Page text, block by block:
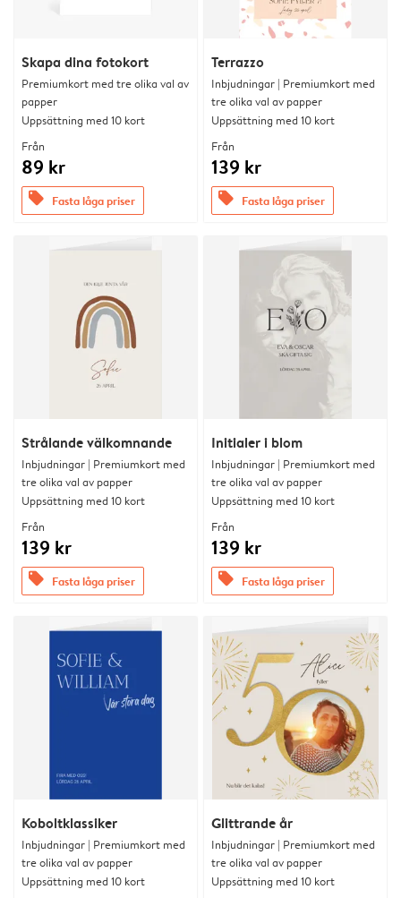
Skapa dina fotokort
Premiumkort med tre olika val av
papper
Uppsättning med 10 kort
Från
89 kr
offers Fasta låga priser
Terrazzo
Inbjudningar | Premiumkort med
tre olika val av papper
Uppsättning med 10 kort
Från
139 kr
offers Fasta låga priser
Strålande välkomnande
Inbjudningar | Premiumkort med
tre olika val av papper
Uppsättning med 10 kort
Från
139 kr
offers Fasta låga priser
Initialer i blom
Inbjudningar | Premiumkort med
tre olika val av papper
Uppsättning med 10 kort
Från
139 kr
offers Fasta låga priser
Koboltklassiker
Inbjudningar | Premiumkort med
tre olika val av papper
Uppsättning med 10 kort
Glittrande år
Inbjudningar | Premiumkort med
tre olika val av papper
Uppsättning med 10 kort